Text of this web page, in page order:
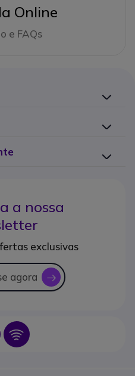
Online
e FAQs
a nossa
exclusivas
agora icon
Icon